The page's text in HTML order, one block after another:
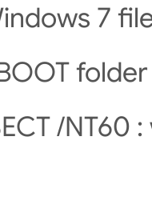
7
folder
/NT60